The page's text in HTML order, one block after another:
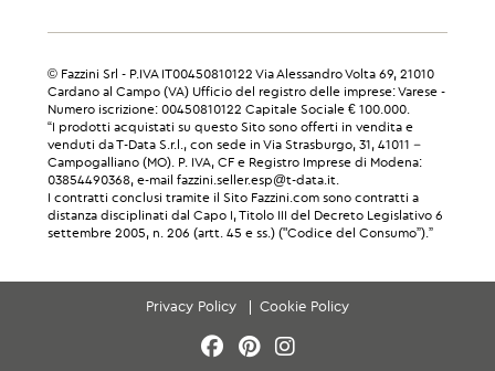
© Fazzini Srl - P.IVA IT00450810122 Via Alessandro Volta 69, 21010
Cardano al Campo (VA) Ufficio del registro delle imprese: Varese -
Numero iscrizione: 00450810122 Capitale Sociale € 100.000.
“I prodotti acquistati su questo Sito sono offerti in vendita e
venduti da T-Data S.r.l., con sede in Via Strasburgo, 31, 41011 –
Campogalliano (MO). P. IVA, CF e Registro Imprese di Modena:
03854490368, e-mail fazzini.seller.esp@t-data.it.
I contratti conclusi tramite il Sito Fazzini.com sono contratti a
distanza disciplinati dal Capo I, Titolo III del Decreto Legislativo 6
settembre 2005, n. 206 (artt. 45 e ss.) ("Codice del Consumo”).”
Privacy Policy Cookie Policy